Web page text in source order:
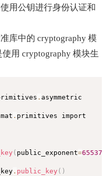
用公钥进行身份认证和
库中的 cryptography 模
用 cryptography 模块生
. asymmetric
. primitives import
( public_exponent=65537
. public_key ( )